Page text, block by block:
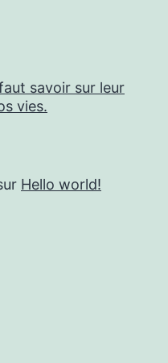
savoir sur leur
vies.
Hello world!